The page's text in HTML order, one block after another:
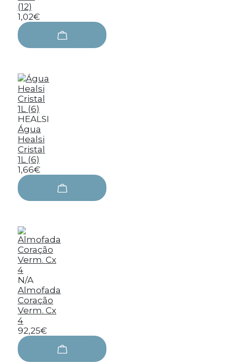
(12)
1,02€
HEALSI
Água
Healsi
Cristal
1L (6)
1,66€
N/A
Almofada
Coração
Verm. Cx
4
92,25€